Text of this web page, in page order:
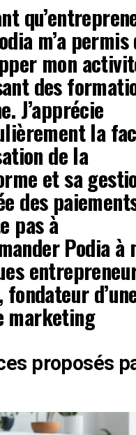
m’a permis
mon
des
J’apprécie
la
de la
et sa
des
pas à
Podia à
marketing
proposés